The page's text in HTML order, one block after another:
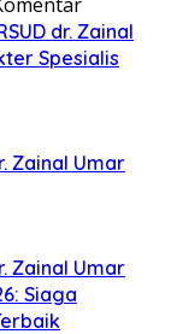
dr. Zainal
Spesialis
Zainal Umar
Zainal Umar
Siaga